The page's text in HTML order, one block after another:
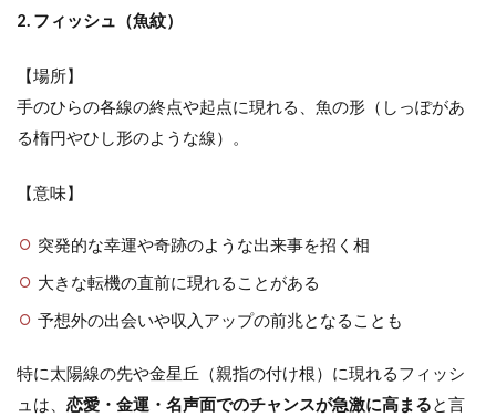
2. フィッシュ（魚紋）
【場所】
手のひらの各線の終点や起点に現れる、魚の形（しっぽがあ
る楕円やひし形のような線）。
【意味】
突発的な幸運や奇跡のような出来事を招く相
大きな転機の直前に現れることがある
予想外の出会いや収入アップの前兆となることも
特に太陽線の先や金星丘（親指の付け根）に現れるフィッシ
ュは、 恋愛・金運・名声面でのチャンスが急激に高まると言